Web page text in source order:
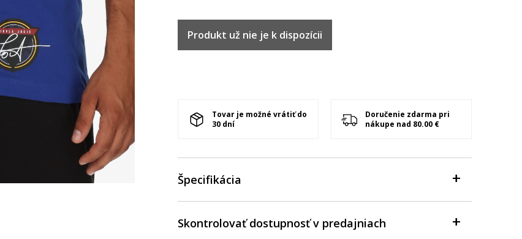
Produkt už nie je k dispozícii
Tovar je možné vrátiť do
30 dní
Doručenie zdarma pri
nákupe nad 80.00 €
Špecifikácia
Skontrolovať dostupnosť v predajniach